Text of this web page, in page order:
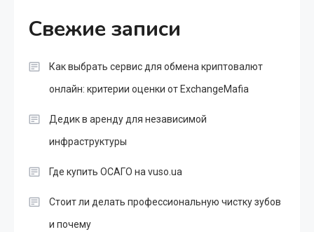
Свежие записи
Как выбрать сервис для обмена криптовалют
онлайн: критерии оценки от ExchangeMafia
Дедик в аренду для независимой
инфраструктуры
Где купить ОСАГО на vuso.ua
Стоит ли делать профессиональную чистку зубов
и почему